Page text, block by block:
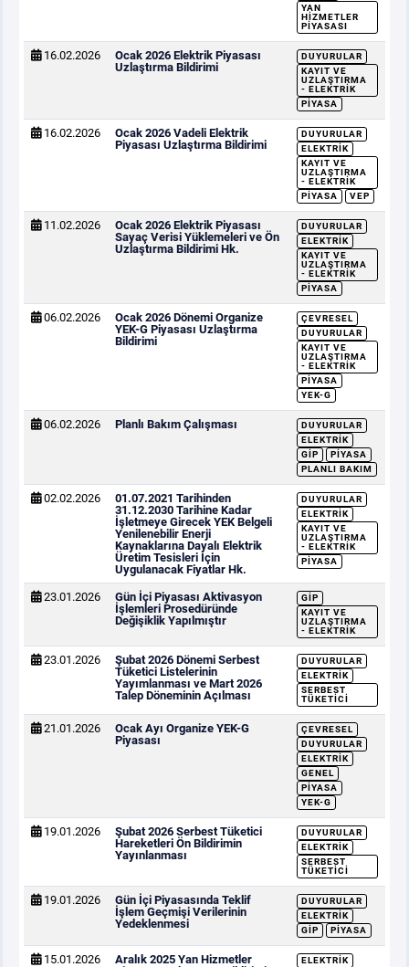
YAN
HIZMETLER
PIYASASI
16.02.2026
Ocak 2026 Elektrik Piyasası
Uzlaştırma Bildirimi
DUYURULAR
KAYIT VE
UZLAŞTIRMA
- ELEKTRIK
PIYASA
16.02.2026
Ocak 2026 Vadeli Elektrik
Piyasası Uzlaştırma Bildirimi
DUYURULAR
ELEKTRIK
KAYIT VE
UZLAŞTIRMA
- ELEKTRIK
PIYASA
VEP
11.02.2026
Ocak 2026 Elektrik Piyasası
Sayaç Verisi Yüklemeleri ve Ön
Uzlaştırma Bildirimi Hk.
DUYURULAR
ELEKTRIK
KAYIT VE
UZLAŞTIRMA
- ELEKTRIK
PIYASA
06.02.2026
Ocak 2026 Dönemi Organize
YEK-G Piyasası Uzlaştırma
Bildirimi
ÇEVRESEL
DUYURULAR
KAYIT VE
UZLAŞTIRMA
- ELEKTRIK
PIYASA
YEK-G
06.02.2026 Planlı Bakım Çalışması
DUYURULAR
ELEKTRIK
GİP
PIYASA
PLANLI BAKIM
02.02.2026
01.07.2021 Tarihinden
31.12.2030 Tarihine Kadar
İşletmeye Girecek YEK Belgeli
Yenilenebilir Enerji
Kaynaklarına Dayalı Elektrik
Üretim Tesisleri İçin
Uygulanacak Fiyatlar Hk.
DUYURULAR
ELEKTRIK
KAYIT VE
UZLAŞTIRMA
- ELEKTRIK
PIYASA
23.01.2026
Gün İçi Piyasası Aktivasyon
İşlemleri Prosedüründe
Değişiklik Yapılmıştır
GİP
KAYIT VE
UZLAŞTIRMA
- ELEKTRIK
23.01.2026
Şubat 2026 Dönemi Serbest
Tüketici Listelerinin
Yayımlanması ve Mart 2026
Talep Döneminin Açılması
DUYURULAR
ELEKTRIK
SERBEST
TÜKETICI
21.01.2026
Ocak Ayı Organize YEK-G
Piyasası
ÇEVRESEL
DUYURULAR
ELEKTRIK
GENEL
PIYASA
YEK-G
19.01.2026
Şubat 2026 Serbest Tüketici
Hareketleri Ön Bildirimin
Yayınlanması
DUYURULAR
ELEKTRIK
SERBEST
TÜKETICI
19.01.2026
Gün İçi Piyasasında Teklif
İşlem Geçmişi Verilerinin
Yedeklenmesi
DUYURULAR
ELEKTRIK
GİP
PIYASA
15.01.2026
Aralık 2025 Yan Hizmetler
ELEKTRIK